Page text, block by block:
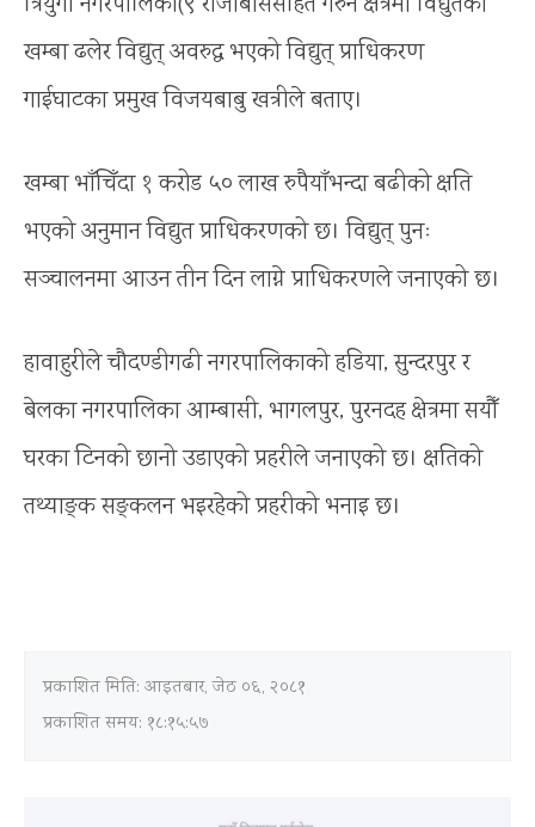
खम्बा ढलेर विद्युत् अवरुद्ध भएको विद्युत् प्राधिकरण
गाईघाटका प्रमुख विजयबाबु खत्रीले बताए।
खम्बा भाँचिँदा १ करोड ५० लाख रुपैयाँभन्दा बढीको क्षति
भएको अनुमान विद्युत प्राधिकरणको छ। विद्युत् पुनः
सञ्चालनमा आउन तीन दिन लाग्ने प्राधिकरणले जनाएको छ।
हावाहुरीले चौदण्डीगढी नगरपालिकाको हडिया, सुन्दरपुर र
बेलका नगरपालिका आम्बासी, भागलपुर, पुरनदह क्षेत्रमा सयौँ
घरका टिनको छानो उडाएको प्रहरीले जनाएको छ। क्षतिको
तथ्याङ्क सङ्कलन भइरहेको प्रहरीको भनाइ छ।
प्रकाशित मिति: आइतबार, जेठ ०६, २०८१
प्रकाशित समय: १८:१५:५७